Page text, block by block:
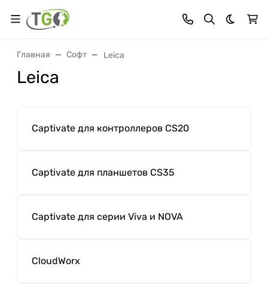
Темная
Главная Софт Leica
Leica
Captivate для контроллеров CS20
Captivate для планшетов CS35
Captivate для серии Viva и NOVA
CloudWorx